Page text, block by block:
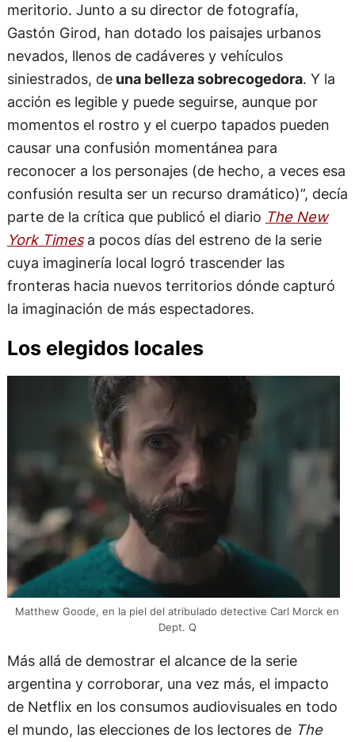
meritorio. Junto a su director de fotografía,
Gastón Girod, han dotado los paisajes urbanos
nevados, llenos de cadáveres y vehículos
siniestrados, deuna belleza sobrecogedora. Y la
acción es legible y puede seguirse, aunque por
momentos el rostro y el cuerpo tapados pueden
causar una confusión momentánea para
reconocer a los personajes (de hecho, a veces esa
confusión resulta ser un recurso dramático)”, decía
parte de la crítica que publicó el diario The New
York Timesa pocos días del estreno de la serie
cuya imaginería local logró trascender las
fronteras hacia nuevos territorios dónde capturó
la imaginación de más espectadores.
Los elegidos locales
Matthew Goode, en la piel del atribulado detective Carl Morck en
Dept. Q
Más allá de demostrar el alcance de la serie
argentina y corroborar, una vez más, el impacto
de Netflix en los consumos audiovisuales en todo
el mundo, las elecciones de los lectores de The